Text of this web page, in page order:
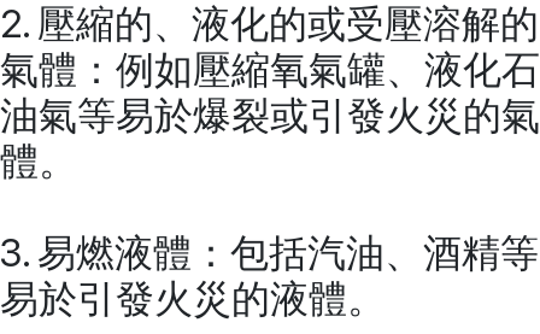
2. 壓縮的、液化的或受壓溶解的
氣體：例如壓縮氧氣罐、液化石
油氣等易於爆裂或引發火災的氣
體。
3. 易燃液體：包括汽油、酒精等
易於引發火災的液體。